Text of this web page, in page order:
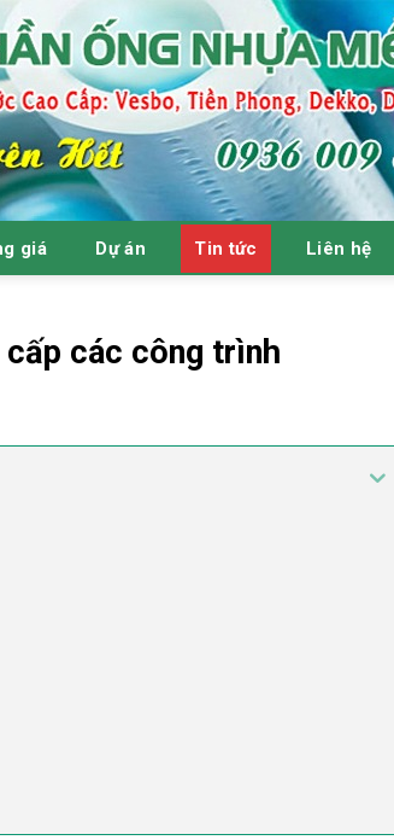
giá Dự án Tin tức Liên hệ
các công trình